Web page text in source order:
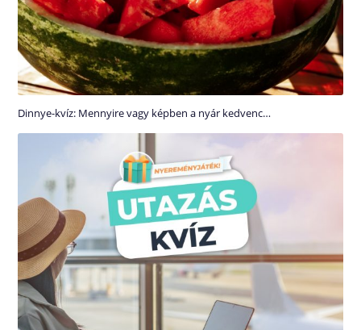
Dinnye-kvíz: Mennyire vagy képben a nyár kedvenc…